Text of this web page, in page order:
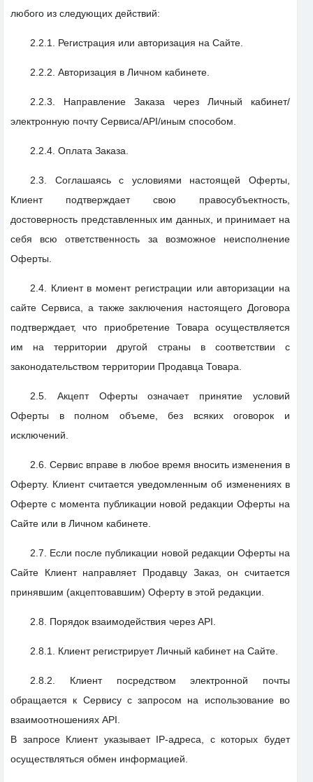
любого из следующих действий:
2.2.1. Регистрация или авторизация на Сайте.
2.2.2. Авторизация в Личном кабинете.
2.2.3. Направление Заказа через Личный кабинет/
электронную почту Сервиса/API/иным способом.
2.2.4. Оплата Заказа.
2.3. Соглашаясь с условиями настоящей Оферты,
Клиент подтверждает свою правосубъектность,
достоверность представленных им данных, и принимает на
себя всю ответственность за возможное неисполнение
Оферты.
2.4. Клиент в момент регистрации или авторизации на
сайте Сервиса, а также заключения настоящего Договора
подтверждает, что приобретение Товара осуществляется
им на территории другой страны в соответствии с
законодательством территории Продавца Товара.
2.5. Акцепт Оферты означает принятие условий
Оферты в полном объеме, без всяких оговорок и
исключений.
2.6. Сервис вправе в любое время вносить изменения в
Оферту. Клиент считается уведомленным об изменениях в
Оферте с момента публикации новой редакции Оферты на
Сайте или в Личном кабинете.
2.7. Если после публикации новой редакции Оферты на
Сайте Клиент направляет Продавцу Заказ, он считается
принявшим (акцептовавшим) Оферту в этой редакции.
2.8. Порядок взаимодействия через API.
2.8.1. Клиент регистрирует Личный кабинет на Сайте.
2.8.2. Клиент посредством электронной почты
обращается к Сервису с запросом на использование во
взаимоотношениях API.
В запросе Клиент указывает IP-адреса, с которых будет
осуществляться обмен информацией.